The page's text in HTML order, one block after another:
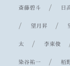
斎藤碧斗 / 日
/ 望月昇 /
太 / 李東俊
染谷祐一 /栢